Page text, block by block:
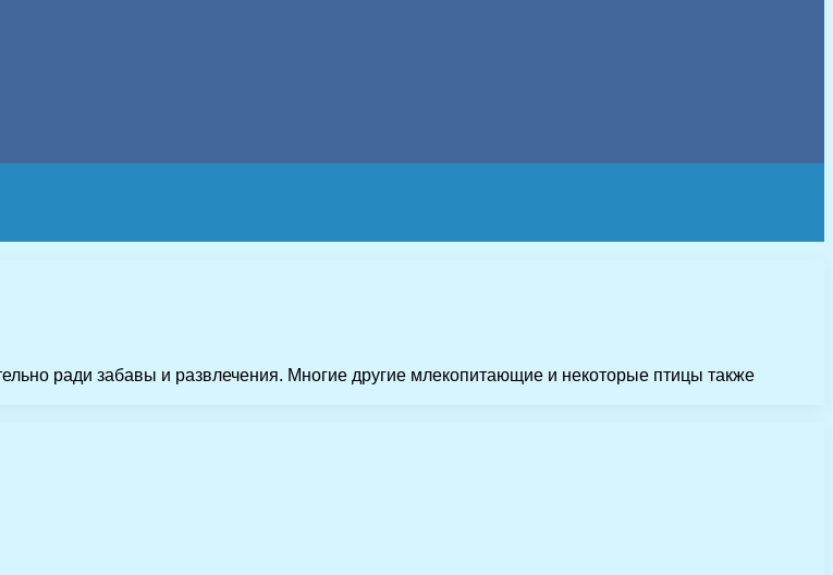
ради забавы и развлечения. Многие другие млекопитающие и некоторые птицы также